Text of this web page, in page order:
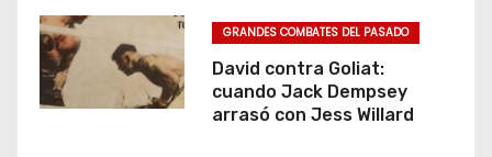
GRANDES COMBATES DEL PASADO
David contra Goliat:
cuando Jack Dempsey
arrasó con Jess Willard